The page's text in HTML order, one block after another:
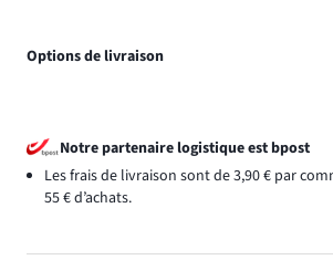
Options de livraison
Notre partenaire logistique est bpost
Les frais de livraison sont de 3,90 € par
55 € d’achats.